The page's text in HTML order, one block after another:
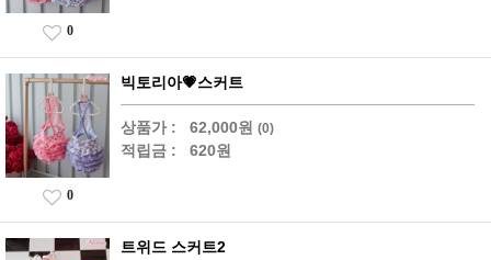
0
빅토리아💗스커트
상품가 : 62,000원 (0)
적립금 : 620원
0
트위드 스커트2